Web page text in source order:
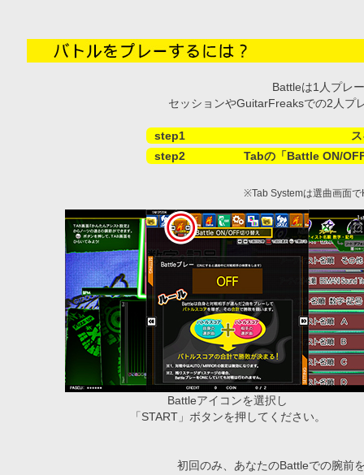
Battleは1人プレ
セッションやGuitarFreaksでの2人プ
step1
step2
Tabの「Battle ON/
※Tab Systemは選曲画面
Battleアイコンを選択し
「START」ボタンを押してください。
初回のみ、あなたのBattleでの腕前